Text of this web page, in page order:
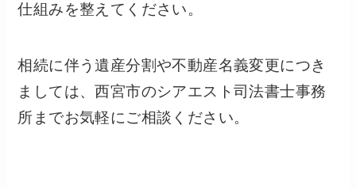
仕組みを整えてください。
相続に伴う遺産分割や不動産名義変更につき
ましては、西宮市のシアエスト司法書士事務
所までお気軽にご相談ください。